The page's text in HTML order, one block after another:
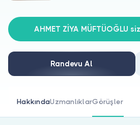
Doktorlar için
Doktor musunuz?
AHMET ZİYA MÜFTÜOĞLU
Randevu Al
HakkındaUzmanlıklarGörüşler